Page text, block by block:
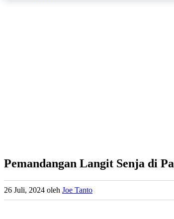
Pemandangan Langit Senja di
26 Juli, 2024 oleh Joe Tanto